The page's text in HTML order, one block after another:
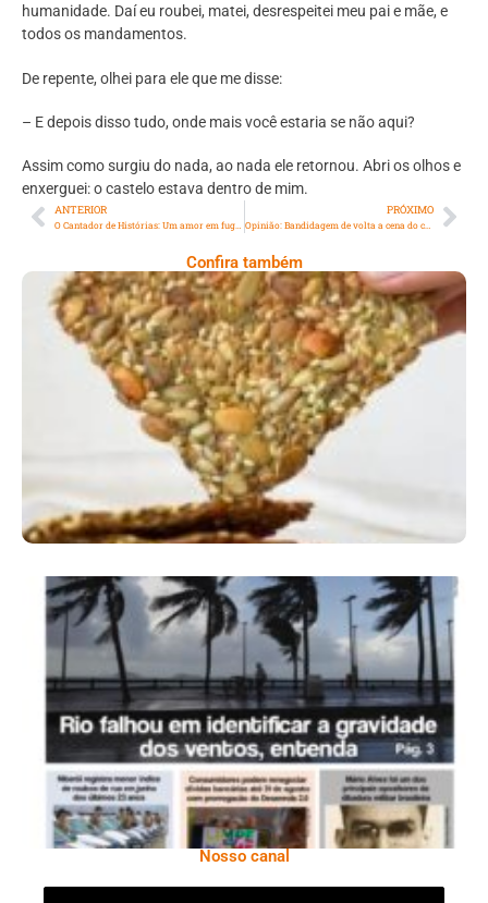
humanidade. Daí eu roubei, matei, desrespeitei meu pai e mãe, e
todos os mandamentos.
De repente, olhei para ele que me disse:
– E depois disso tudo, onde mais você estaria se não aqui?
Assim como surgiu do nada, ao nada ele retornou. Abri os olhos e
enxerguei: o castelo estava dentro de mim.
ANTERIOR PRÓXIMO
Opinião: Bandidagem de volta a cena do crime!
Confira também
Comer Bem: Cracker De Sementes
Ano X – Número 366 01 A 07 De Agosto De
2026
Nosso canal